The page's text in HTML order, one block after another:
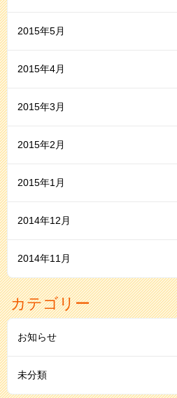
2015年5月
2015年4月
2015年3月
2015年2月
2015年1月
2014年12月
2014年11月
カテゴリー
お知らせ
未分類